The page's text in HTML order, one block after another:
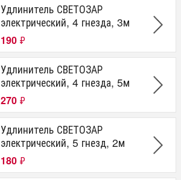
Удлинитель СВЕТОЗАР
электрический, 4 гнезда, 3м
190 ₽
Удлинитель СВЕТОЗАР
электрический, 4 гнезда, 5м
270 ₽
Удлинитель СВЕТОЗАР
электрический, 5 гнезд, 2м
180 ₽